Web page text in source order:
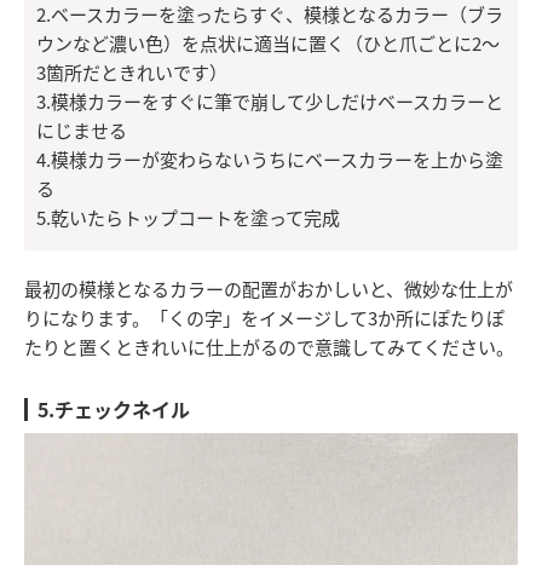
2.ベースカラーを塗ったらすぐ、模様となるカラー（ブラ
ウンなど濃い色）を点状に適当に置く（ひと爪ごとに2〜
3箇所だときれいです）
3.模様カラーをすぐに筆で崩して少しだけベースカラーと
にじませる
4.模様カラーが変わらないうちにベースカラーを上から塗
る
5.乾いたらトップコートを塗って完成
最初の模様となるカラーの配置がおかしいと、微妙な仕上が
りになります。「くの字」をイメージして3か所にぽたりぽ
たりと置くときれいに仕上がるので意識してみてください。
5.チェックネイル